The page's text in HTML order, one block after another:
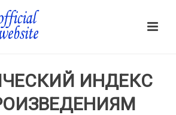
ИНДЕКС